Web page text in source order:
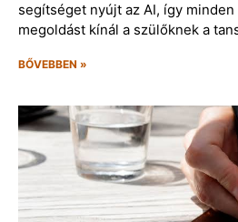
segítséget nyújt az AI, így
megoldást kínál a szülőknek a
BŐVEBBEN »